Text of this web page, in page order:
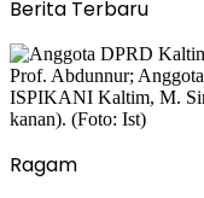
Berita Terbaru
Ragam